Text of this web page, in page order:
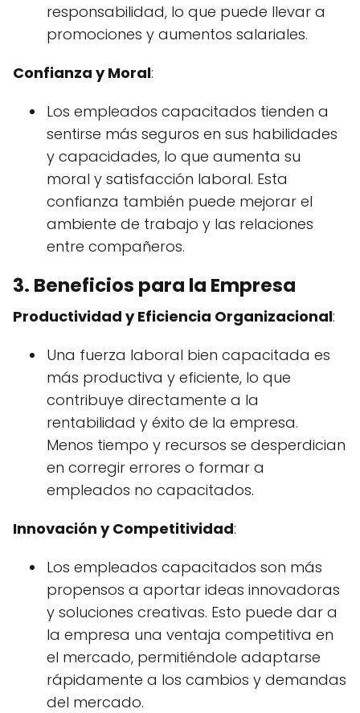
responsabilidad, lo que puede llevar a
promociones y aumentos salariales.
Confianza y Moral:
Los empleados capacitados tienden a
sentirse más seguros en sus habilidades
y capacidades, lo que aumenta su
moral y satisfacción laboral. Esta
confianza también puede mejorar el
ambiente de trabajo y las relaciones
entre compañeros.
3. Beneficios para la Empresa
Productividad y Eficiencia Organizacional:
Una fuerza laboral bien capacitada es
más productiva y eficiente, lo que
contribuye directamente a la
rentabilidad y éxito de la empresa.
Menos tiempo y recursos se desperdician
en corregir errores o formar a
empleados no capacitados.
Innovación y Competitividad:
Los empleados capacitados son más
propensos a aportar ideas innovadoras
y soluciones creativas. Esto puede dar a
la empresa una ventaja competitiva en
el mercado, permitiéndole adaptarse
rápidamente a los cambios y demandas
del mercado.